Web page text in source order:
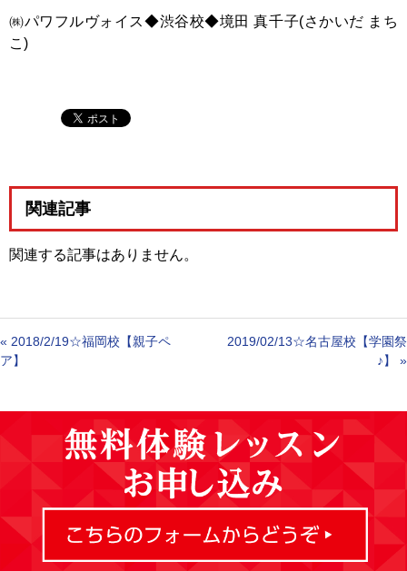
㈱パワフルヴォイス◆渋谷校◆境田 真千子(さかいだ まち
こ)
関連記事
関連する記事はありません。
« 2018/2/19☆福岡校【親子ペ
ア】
2019/02/13☆名古屋校【学園祭
♪】
»